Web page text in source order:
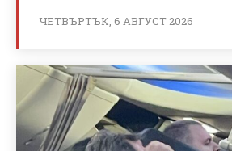
ЧЕТВЪРТЪК, 6 АВГУСТ 2026